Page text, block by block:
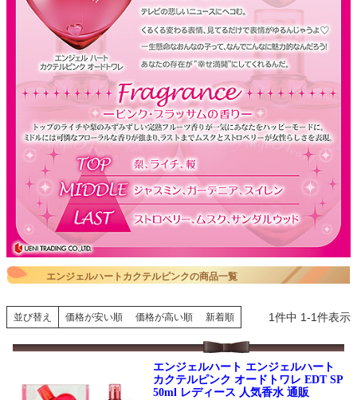
エンジェルハートカクテルピンクの商品一覧
並び替え 価格が安い順 価格が高い順 新着順 1件中 1-1件表示
エンジェルハート エンジェルハート
カクテルピンク オードトワレ EDT SP
50ml レディース 人気香水 通販